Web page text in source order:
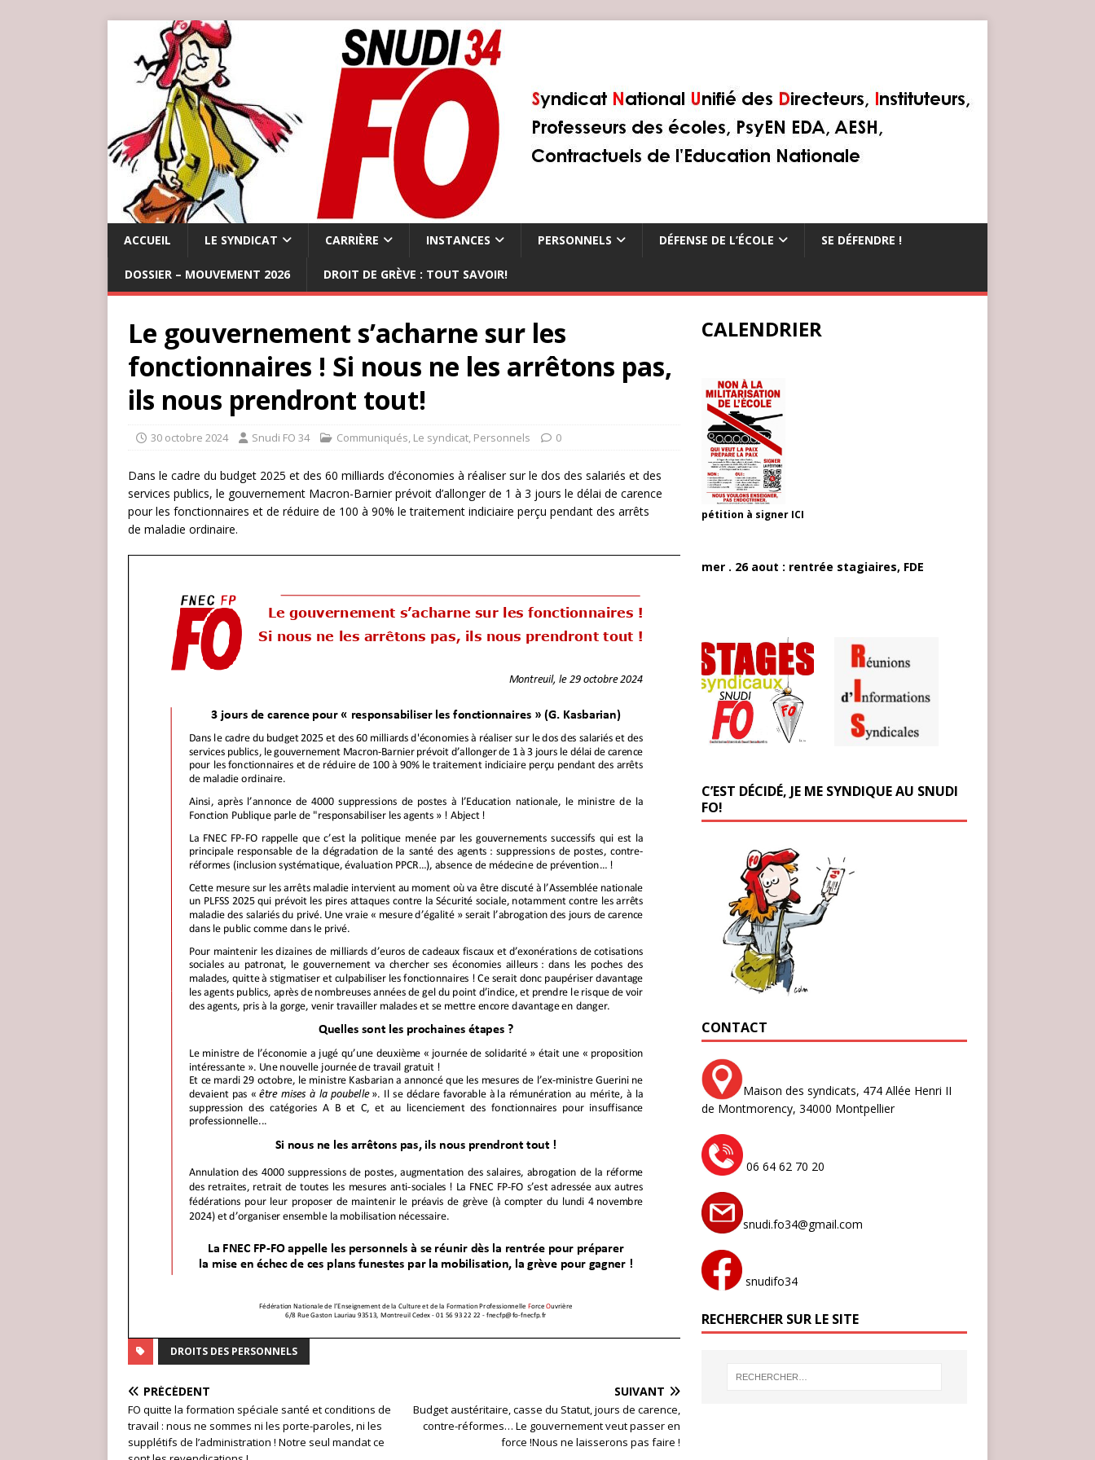
ACCUEIL LE SYNDICAT CARRIÈRE INSTANCES PERSONNELS DÉFENSE DE L’ÉCOLE SE DÉFENDRE !
DOSSIER – MOUVEMENT 2026 DROIT DE GRÈVE : TOUT SAVOIR!
Le gouvernement s’acharne sur les
fonctionnaires ! Si nous ne les arrêtons pas,
ils nous prendront tout!
30 octobre 2024 Snudi FO 34 Communiqués, Le syndicat, Personnels 0
Dans le cadre du budget 2025 et des 60 milliards d’économies à réaliser sur le dos des salariés et des
services publics, le gouvernement Macron-Barnier prévoit d’allonger de 1 à 3 jours le délai de carence
pour les fonctionnaires et de réduire de 100 à 90% le traitement indiciaire perçu pendant des arrêts
de maladie ordinaire.
DROITS DES PERSONNELS
PRÉCÉDENT
FO quitte la formation spéciale santé et conditions de
travail : nous ne sommes ni les porte-paroles, ni les
supplétifs de l’administration ! Notre seul mandat ce
SUIVANT
Budget austéritaire, casse du Statut, jours de carence,
contre-réformes… Le gouvernement veut passer en
force !Nous ne laisserons pas faire !
CALENDRIER
pétition à signer ICI
mer . 26 aout : rentrée stagiaires, FDE
C’EST DÉCIDÉ, JE ME SYNDIQUE AU SNUDI
FO!
CONTACT
Maison des syndicats, 474 Allée Henri II
de Montmorency, 34000 Montpellier
06 64 62 70 20
snudi.fo34@gmail.com
snudifo34
RECHERCHER SUR LE SITE